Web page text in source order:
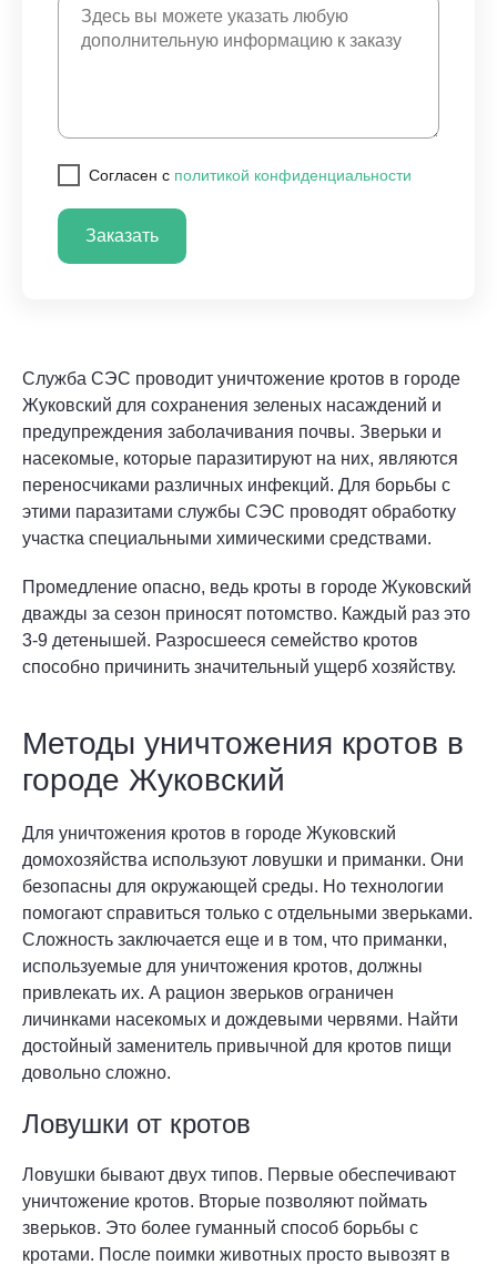
Cогласен с политикой конфиденциальности
Заказать
Служба СЭС проводит уничтожение кротов в городе
Жуковский для сохранения зеленых насаждений и
предупреждения заболачивания почвы. Зверьки и
насекомые, которые паразитируют на них, являются
переносчиками различных инфекций. Для борьбы с
этими паразитами службы СЭС проводят обработку
участка специальными химическими средствами.
Промедление опасно, ведь кроты в городе Жуковский
дважды за сезон приносят потомство. Каждый раз это
3-9 детенышей. Разросшееся семейство кротов
способно причинить значительный ущерб хозяйству.
Методы уничтожения кротов в
городе Жуковский
Для уничтожения кротов в городе Жуковский
домохозяйства используют ловушки и приманки. Они
безопасны для окружающей среды. Но технологии
помогают справиться только с отдельными зверьками.
Сложность заключается еще и в том, что приманки,
используемые для уничтожения кротов, должны
привлекать их. А рацион зверьков ограничен
личинками насекомых и дождевыми червями. Найти
достойный заменитель привычной для кротов пищи
довольно сложно.
Ловушки от кротов
Ловушки бывают двух типов. Первые обеспечивают
уничтожение кротов. Вторые позволяют поймать
зверьков. Это более гуманный способ борьбы с
кротами. После поимки животных просто вывозят в